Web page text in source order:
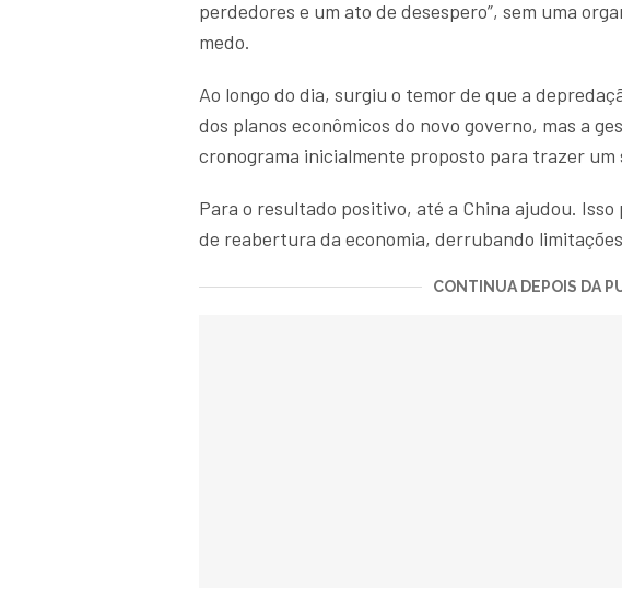
perdedores e um ato de desespero”, sem uma
medo.
Ao longo do dia, surgiu o temor de que a
dos planos econômicos do novo governo, mas a
cronograma inicialmente proposto para trazer um
Para o resultado positivo, até a China ajudou.
de reabertura da economia, derrubando
CONTINUA DEPOIS DA